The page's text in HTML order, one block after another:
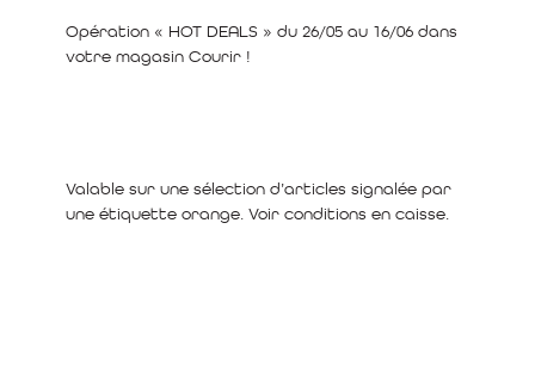
Opération « HOT DEALS » du 26/05 au 16/06 dans
votre magasin Courir !
Valable sur une sélection d’articles signalée par
une étiquette orange. Voir conditions en caisse.